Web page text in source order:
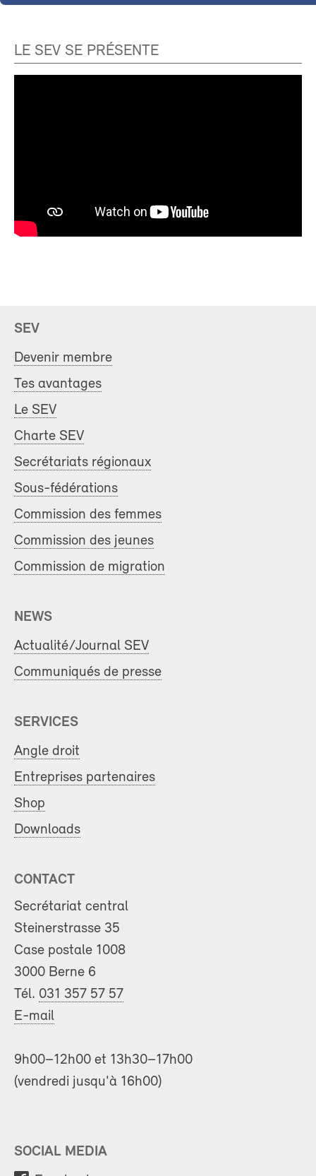
LE SEV SE PRÉSENTE
SEV
Devenir membre
Tes avantages
Le SEV
Charte SEV
Secrétariats régionaux
Sous-fédérations
Commission des femmes
Commission des jeunes
Commission de migration
NEWS
Actualité/Journal SEV
Communiqués de presse
SERVICES
Angle droit
Entreprises partenaires
Shop
Downloads
CONTACT
Secrétariat central
Steinerstrasse 35
Case postale 1008
3000 Berne 6
Tél. 031 357 57 57
E-mail
9h00–12h00 et 13h30–17h00
(vendredi jusqu'à 16h00)
SOCIAL MEDIA